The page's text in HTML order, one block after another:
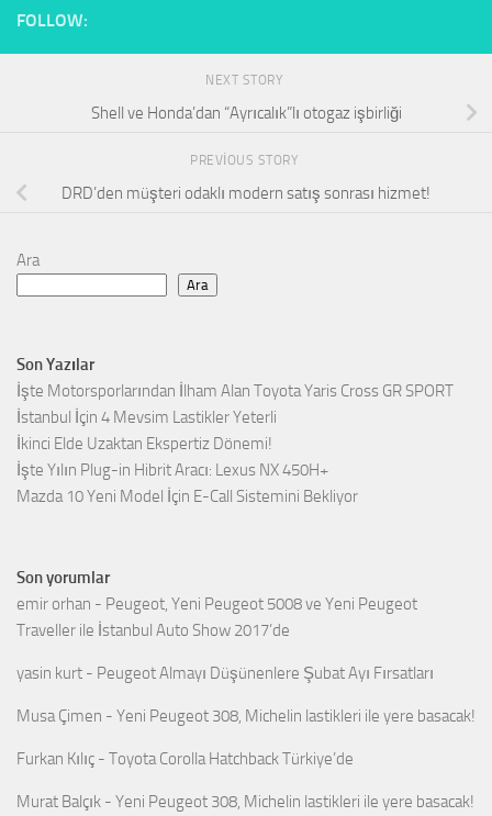
FOLLOW:
NEXT STORY
Shell ve Honda’dan “Ayrıcalık”lı otogaz işbirliği
PREVIOUS STORY
DRD’den müşteri odaklı modern satış sonrası hizmet!
Ara
Ara
Son Yazılar
İşte Motorsporlarından İlham Alan Toyota Yaris Cross GR SPORT
İstanbul İçin 4 Mevsim Lastikler Yeterli
İkinci Elde Uzaktan Ekspertiz Dönemi!
İşte Yılın Plug-in Hibrit Aracı: Lexus NX 450H+
Mazda 10 Yeni Model İçin E-Call Sistemini Bekliyor
Son yorumlar
emir orhan - Peugeot, Yeni Peugeot 5008 ve Yeni Peugeot
Traveller ile İstanbul Auto Show 2017’de
yasin kurt - Peugeot Almayı Düşünenlere Şubat Ayı Fırsatları
Musa Çimen - Yeni Peugeot 308, Michelin lastikleri ile yere basacak!
Furkan Kılıç - Toyota Corolla Hatchback Türkiye’de
Murat Balçık - Yeni Peugeot 308, Michelin lastikleri ile yere basacak!